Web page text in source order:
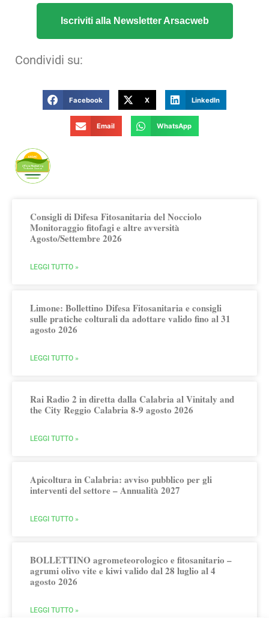
Iscriviti alla Newsletter Arsacweb
Condividi su:
Facebook X LinkedIn
Email WhatsApp
Consigli di Difesa Fitosanitaria del Nocciolo
Monitoraggio fitofagi e altre avversità
Agosto/Settembre 2026
LEGGI TUTTO »
Limone: Bollettino Difesa Fitosanitaria e consigli
sulle pratiche colturali da adottare valido fino al 31
agosto 2026
LEGGI TUTTO »
Rai Radio 2 in diretta dalla Calabria al Vinitaly and
the City Reggio Calabria 8-9 agosto 2026
LEGGI TUTTO »
Apicoltura in Calabria: avviso pubblico per gli
interventi del settore – Annualità 2027
LEGGI TUTTO »
BOLLETTINO agrometeorologico e fitosanitario –
agrumi olivo vite e kiwi valido dal 28 luglio al 4
agosto 2026
LEGGI TUTTO »